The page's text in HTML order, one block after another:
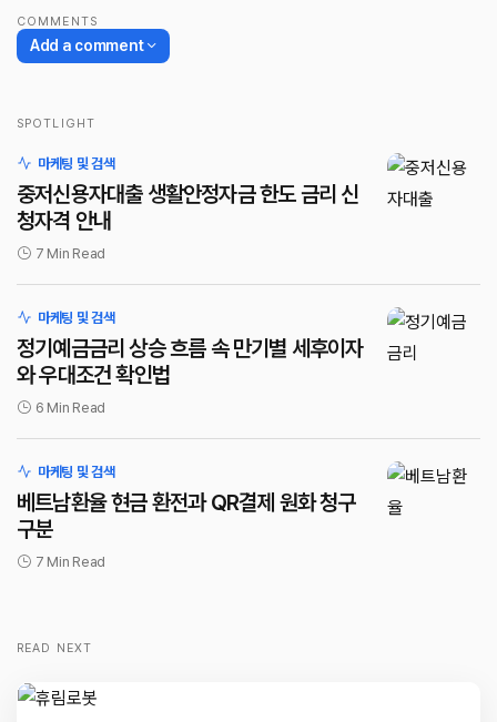
COMMENTS
Add a comment
SPOTLIGHT
마케팅 및 검색
중저신용자대출 생활안정자금 한도 금리 신
청자격 안내
7 Min Read
마케팅 및 검색
정기예금금리 상승 흐름 속 만기별 세후이자
와 우대조건 확인법
6 Min Read
마케팅 및 검색
베트남환율 현금 환전과 QR결제 원화 청구
구분
7 Min Read
READ NEXT